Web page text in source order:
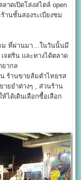
ดเปิดโล่งสไตล์ open
านชั้นสองระเบียงชม
ม ที่ผ่านมา…ในวันนั้นมี
จตริน และทางได้ตลาด
ยากล
ร้านขายส้มตำไทยรส
ยยำต่างๆ , ส่วนร้าน
ได้เดินเลือกซื้อเลือก